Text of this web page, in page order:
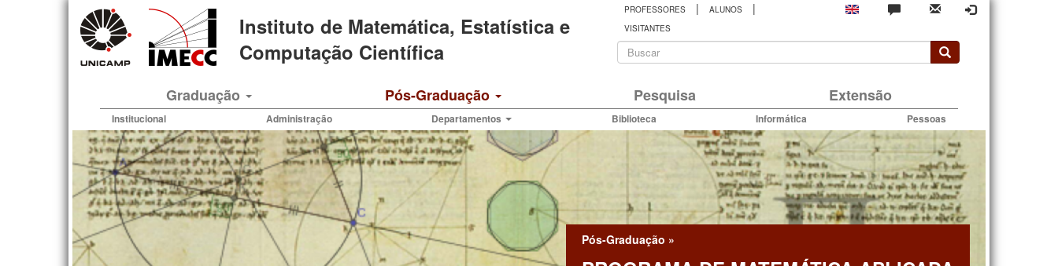
Instituto de Matemática, Estatística e
Computação Científica
PROFESSORES | ALUNOS |
VISITANTES
Formulário
busca
Graduação Pós-Graduação Pesquisa Extensão
Institucional Administração Departamentos Biblioteca Informática Pessoas
Pós-Graduação »